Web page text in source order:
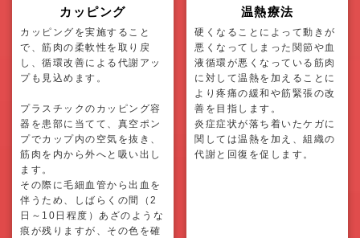
カッピング
カッピングを実施すること
で、筋肉の柔軟性を取り戻
し、循環改善による代謝アッ
プも見込めます。
プラスチックのカッピング容
器を患部に当てて、真空ポン
プでカップ内の空気を抜き、
筋肉を内から外へと吸い出し
ます。
その際に毛細血管から出血を
伴うため、しばらくの間（2
日～10日程度）あざのような
痕が残りますが、その色を確
温熱療法
硬くなることによって動きが
悪くなってしまった関節や血
液循環が悪くなっている筋肉
に対して温熱を加えることに
より疼痛の緩和や筋緊張の改
善を目指します。
炎症症状が落ち着いたケガに
関しては温熱を加え、組織の
代謝と回復を促します。